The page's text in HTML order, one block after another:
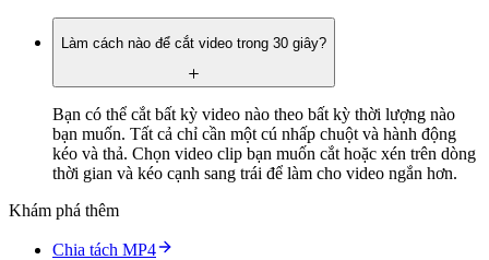
Làm cách nào để cắt video trong 30 giây?
Bạn có thể cắt bất kỳ video nào theo bất kỳ thời lượng nào
bạn muốn. Tất cả chỉ cần một cú nhấp chuột và hành động
kéo và thả. Chọn video clip bạn muốn cắt hoặc xén trên dòng
thời gian và kéo cạnh sang trái để làm cho video ngắn hơn.
Khám phá thêm
Chia tách MP4